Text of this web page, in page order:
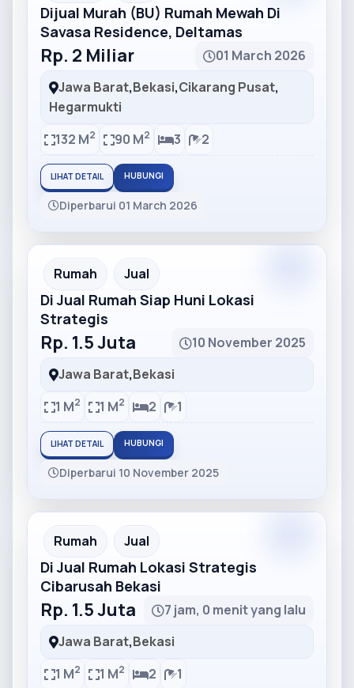
Dijual Murah (BU) Rumah Mewah Di
Savasa Residence, Deltamas
Rp. 2 Miliar
01 March 2026
Jawa Barat,Bekasi,Cikarang Pusat,
Hegarmukti
132 M2 90 M2 3 2
LIHAT DETAIL HUBUNGI
Diperbarui 01 March 2026
Partner Ad
Rumah Jual
Di Jual Rumah Siap Huni Lokasi
Strategis
Rp. 1.5 Juta
10 November 2025
Jawa Barat,Bekasi
1 M2 1 M2 2 1
LIHAT DETAIL HUBUNGI
Diperbarui 10 November 2025
Partner Ad
Rumah Jual
Di Jual Rumah Lokasi Strategis
Cibarusah Bekasi
Rp. 1.5 Juta
7 jam, 0 menit yang lalu
Jawa Barat,Bekasi
1 M2 1 M2 2 1